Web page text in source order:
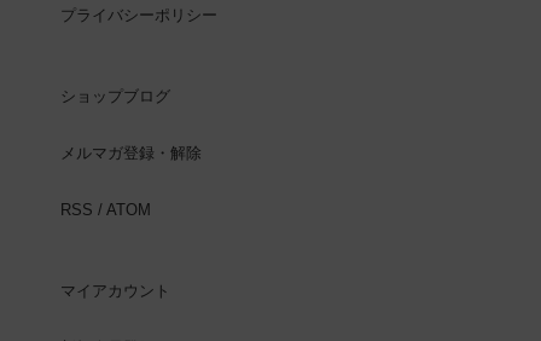
プライバシーポリシー
ショップブログ
メルマガ登録・解除
RSS / ATOM
マイアカウント